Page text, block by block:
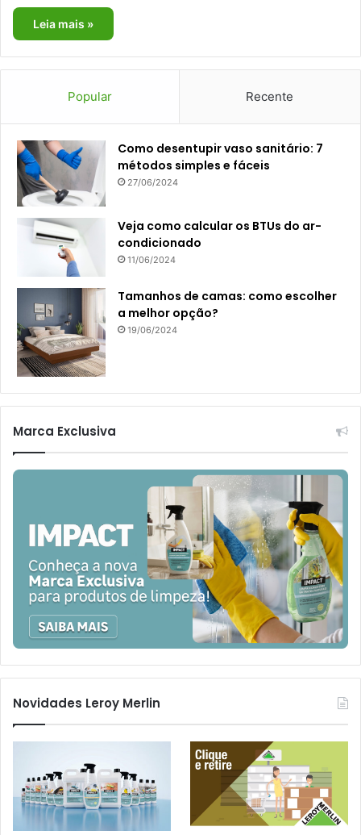
Leia mais »
Popular Recente
Como desentupir vaso sanitário: 7
métodos simples e fáceis
27/06/2024
Veja como calcular os BTUs do ar-
condicionado
11/06/2024
Tamanhos de camas: como escolher
a melhor opção?
19/06/2024
Marca Exclusiva
Novidades Leroy Merlin